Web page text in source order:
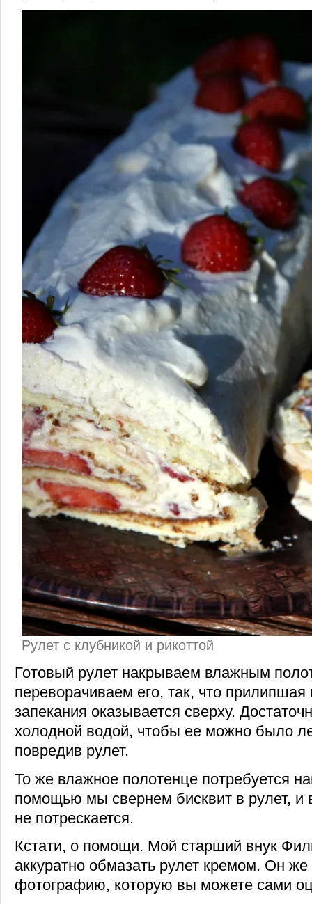
Рулет с клубникой и рикоттой
Готовый рулет накрываем влажным
переворачиваем его, так, что прилипшая
запекания оказывается сверху.
холодной водой, чтобы ее можно было
повредив рулет.
То же влажное полотенце потребуется
помощью мы свернем бисквит в рулет, и
не потрескается.
Кстати, о помощи. Мой старший внук
аккуратно обмазать рулет кремом. Он
фотографию, которую вы можете сами